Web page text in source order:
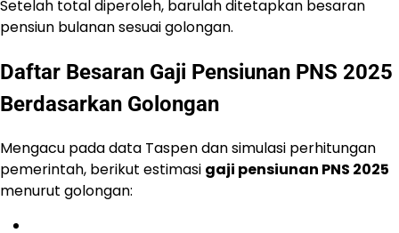
Setelah total diperoleh, barulah ditetapkan besaran
pensiun bulanan sesuai golongan.
Daftar Besaran Gaji Pensiunan PNS 2025
Berdasarkan Golongan
Mengacu pada data Taspen dan simulasi perhitungan
pemerintah, berikut estimasi gaji pensiunan PNS 2025
menurut golongan: